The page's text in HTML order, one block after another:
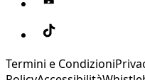
Termini e Condizioni